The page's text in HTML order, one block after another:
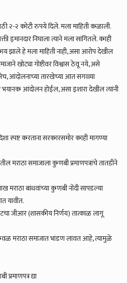
२-२ कोटी रुपये दिले. मला माहिती कळाली.
इमानदार निघाला त्याने मला सांगितले. काही
झाले हे मला माहिती नाही, असा आरोप देखील
खोट्या गोष्टीवर विश्वास ठेवू नये, असे
आंदोलनाच्या तारखेच्या आत सगळ्या
भयानक आंदोलन होईल, असा इशारा देखील त्यांनी
स्पष्ट करताना सरकारसमोर काही मागण्या
मराठा समाजाला कुणबी प्रमाणपत्रांचे तातडीने
मराठा बांधवांच्या कुणबी नोंदी सापडल्या
यावीत.
जीआर (शासकीय निर्णय) तात्काळ लागू
मराठा समाजात भांडण लावत आहे, त्यामुळे
द्या